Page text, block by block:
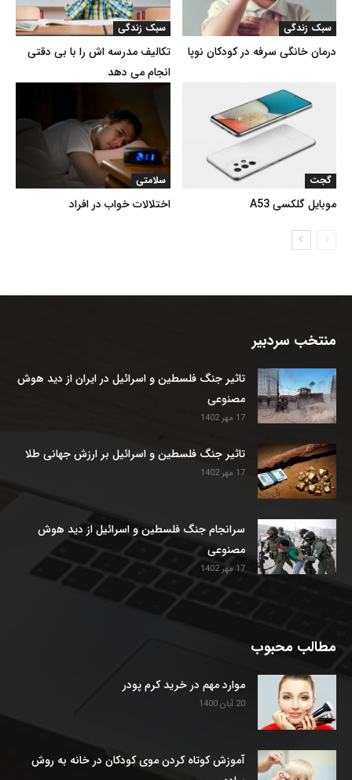
سبک زندگی
تکالیف مدرسه اش را با بی دقتی
انجام می دهد
سبک زندگی
درمان خانگی سرفه در کودکان نوپا
سلامتی
اختلالات خواب در افراد
گجت
موبایل گلکسی A53
منتخب سردبیر
تاثیر جنگ فلسطین و اسرائیل در ایران از دید هوش
مصنوعی
17 مهر 1402
تاثیر جنگ فلسطین و اسرائیل بر ارزش جهانی طلا
17 مهر 1402
سرانجام جنگ فلسطین و اسرائیل از دید هوش
مصنوعی
17 مهر 1402
مطالب محبوب
موارد مهم در خرید کرم پودر
20 آبان 1400
آموزش کوتاه کردن موی کودکان در خانه به روش